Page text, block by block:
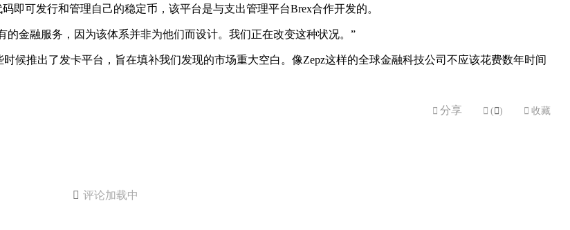
即可发行和管理自己的稳定币，该平台是与支出管理平台Brex合作开发的。
金融服务，因为该体系并非为他们而设计。我们正在改变这种状况。”
候推出了发卡平台，旨在填补我们发现的市场重大空白。像Zepz这样的全球金融科技公司不应该花费数年时间
 分享  ( )  收藏
 评论加载中